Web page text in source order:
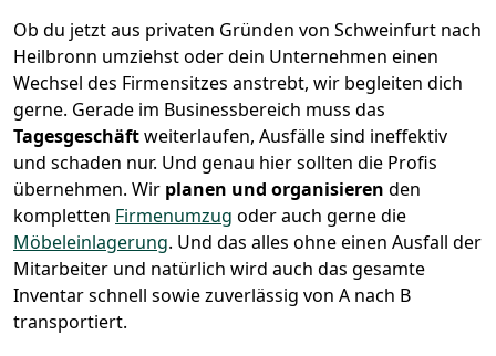
Ob du jetzt aus privaten Gründen von Schweinfurt nach
Heilbronn umziehst oder dein Unternehmen einen
Wechsel des Firmensitzes anstrebt, wir begleiten dich
gerne. Gerade im Businessbereich muss das
Tagesgeschäftweiterlaufen, Ausfälle sind ineffektiv
und schaden nur. Und genau hier sollten die Profis
übernehmen. Wir planen und organisieren den
kompletten Firmenumzug oder auch gerne die
Möbeleinlagerung. Und das alles ohne einen Ausfall der
Mitarbeiter und natürlich wird auch das gesamte
Inventar schnell sowie zuverlässig von A nach B
transportiert.